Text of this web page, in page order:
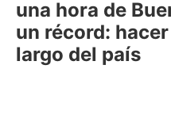
una hora de
un récord:
largo del país